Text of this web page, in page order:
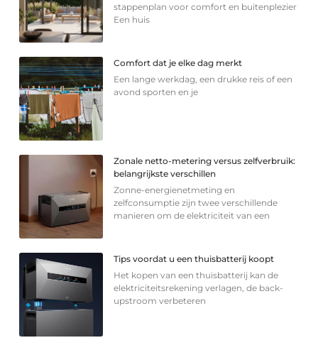
stappenplan voor comfort en buitenplezier
Een huis
Comfort dat je elke dag merkt
Een lange werkdag, een drukke reis of een
avond sporten en je
Zonale netto-metering versus zelfverbruik:
belangrijkste verschillen
Zonne-energienetmeting en
zelfconsumptie zijn twee verschillende
manieren om de elektriciteit van een
Tips voordat u een thuisbatterij koopt
Het kopen van een thuisbatterij kan de
elektriciteitsrekening verlagen, de back-
upstroom verbeteren